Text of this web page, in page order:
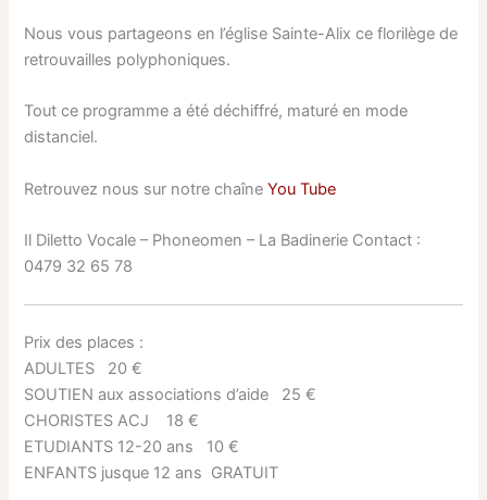
Nous vous partageons en l’église Sainte-Alix ce florilège de
retrouvailles polyphoniques.
Tout ce programme a été déchiffré, maturé en mode
distanciel.
Retrouvez nous sur notre chaîneYou Tube
Il Diletto Vocale – Phoneomen – La Badinerie Contact :
0479 32 65 78
Prix des places :
ADULTES 20 €
SOUTIEN aux associations d’aide 25 €
CHORISTES ACJ 18 €
ETUDIANTS 12-20 ans 10 €
ENFANTS jusque 12 ans GRATUIT